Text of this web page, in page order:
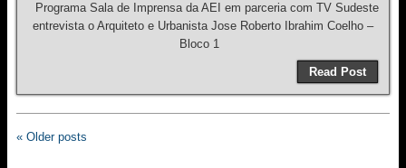
Programa Sala de Imprensa da AEI em parceria com TV Sudeste
entrevista o Arquiteto e Urbanista Jose Roberto Ibrahim Coelho –
Bloco 1
Read Post
« Older posts